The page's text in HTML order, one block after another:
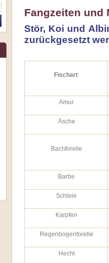
Fangzeiten und
Stör, Koi und
zurückgesetzt
Fischart
Amur
Äsche
Bachforelle
Barbe
Schleie
Karpfen
Regenbogenforelle
Hecht